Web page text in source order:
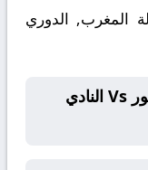
المغرب, الدوري
بطاقة المباراة اتحاد يعقوب المنصور Vs النادي